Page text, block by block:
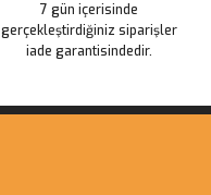
7 gün içerisinde
gerçekleştirdiğiniz siparişler
iade garantisindedir.